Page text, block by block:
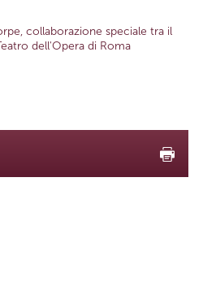
collaborazione speciale tra il
dell'Opera di Roma